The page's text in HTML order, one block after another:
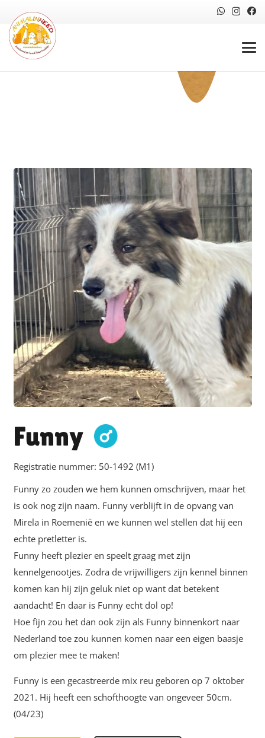
Funny
Registratie nummer: 50-1492 (M1)
Funny zo zouden we hem kunnen omschrijven, maar het
is ook nog zijn naam. Funny verblijft in de opvang van
Mirela in Roemenië en we kunnen wel stellen dat hij een
echte pretletter is.
Funny heeft plezier en speelt graag met zijn
kennelgenootjes. Zodra de vrijwilligers zijn kennel binnen
komen kan hij zijn geluk niet op want dat betekent
aandacht! En daar is Funny echt dol op!
Hoe fijn zou het dan ook zijn als Funny binnenkort naar
Nederland toe zou kunnen komen naar een eigen baasje
om plezier mee te maken!
Funny is een gecastreerde mix reu geboren op 7 oktober
2021. Hij heeft een schofthoogte van ongeveer 50cm.
(04/23)